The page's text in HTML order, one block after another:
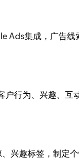
Ads集成，广告线
行为、兴趣、互
兴趣标签，制定个